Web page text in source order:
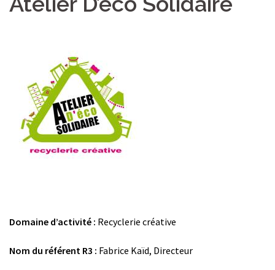
Domaine d’activité : Recyclerie créative
Nom du référent R3 : Fabrice Kaïd, Directeur